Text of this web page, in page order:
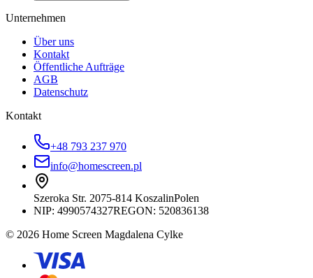
Unternehmen
Über uns
Kontakt
Öffentliche Aufträge
AGB
Datenschutz
Kontakt
+48 793 237 970
info@homescreen.pl
Szeroka Str. 2075-814 KoszalinPolen
NIP: 4990574327REGON: 520836138
© 2026 Home Screen Magdalena Cylke